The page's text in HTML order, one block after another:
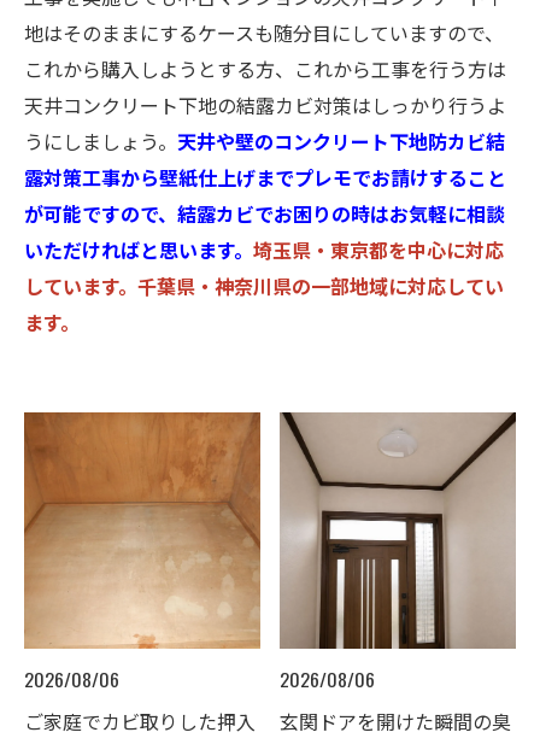
地はそのままにするケースも随分目にしていますので、
これから購入しようとする方、これから工事を行う方は
天井コンクリート下地の結露カビ対策はしっかり行うよ
うにしましょう。 天井や壁のコンクリート下地防カビ結
露対策工事から壁紙仕上げまでプレモでお請けすること
が可能ですので、結露カビでお困りの時はお気軽に相談
いただければと思います。 埼玉県・東京都を中心に対応
しています。千葉県・神奈川県の一部地域に対応してい
ます。
2026/08/06
ご家庭でカビ取りした押入
2026/08/06
玄関ドアを開けた瞬間の臭